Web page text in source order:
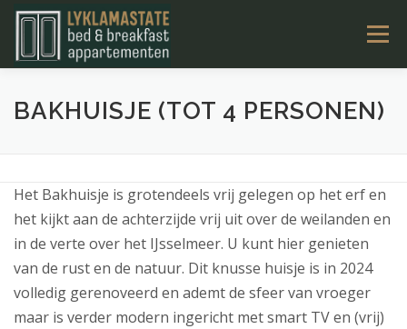
Ga
Menu
LYKLAMASTATE OVERNACHTEN KAMERS
BAKHUISJE (TOT 4 PERSONEN)
Het Bakhuisje is grotendeels vrij gelegen op het erf en
het kijkt aan de achterzijde vrij uit over de weilanden en
in de verte over het IJsselmeer. U kunt hier genieten
van de rust en de natuur. Dit knusse huisje is in 2024
volledig gerenoveerd en ademt de sfeer van vroeger
maar is verder modern ingericht met smart TV en (vrij)